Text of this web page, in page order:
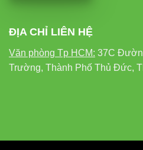
ĐỊA CHỈ LIÊN HỆ
Văn phòng Tp HCM: 37C
Trường, Thành Phố Thủ Đức,